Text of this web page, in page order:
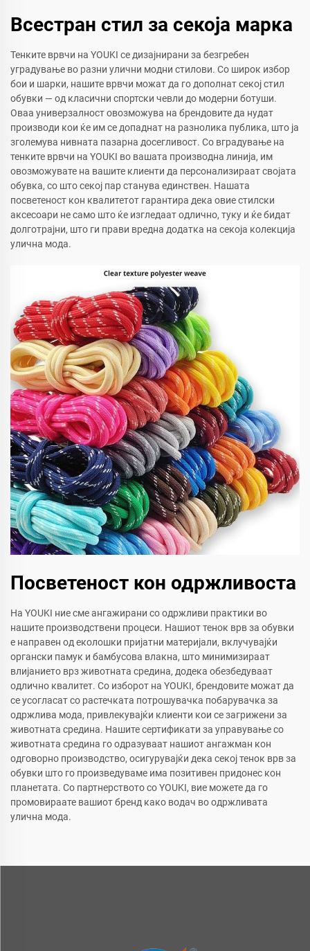
Всестран стил за секоја марка
Тенките врвчи на YOUKI се дизајнирани за безгребен
уградување во разни улични модни стилови. Со широк избор
бои и шарки, нашите врвчи можат да го дополнат секој стил
обувки — од класични спортски чевли до модерни ботуши.
Оваа универзалност овозможува на брендовите да нудат
производи кои ќе им се допаднат на разнолика публика, што ја
зголемува нивната пазарна досегливост. Со вградување на
тенките врвчи на YOUKI во вашата производна линија, им
овозможувате на вашите клиенти да персонализираат својата
обувка, со што секој пар станува единствен. Нашата
посветеност кон квалитетот гарантира дека овие стилски
аксесоари не само што ќе изгледаат одлично, туку и ќе бидат
долготрајни, што ги прави вредна додатка на секоја колекција
улична мода.
Посветеност кон одржливоста
На YOUKI ние сме ангажирани со одржливи практики во
нашите производствени процеси. Нашиот тенок врв за обувки
е направен од еколошки пријатни материјали, вклучувајќи
органски памук и бамбусова влакна, што минимизираат
влијанието врз животната средина, додека обезбедуваат
одлично квалитет. Со изборот на YOUKI, брендовите можат да
се усогласат со растечката потрошувачка побарувачка за
одржлива мода, привлекувајќи клиенти кои се загрижени за
животната средина. Нашите сертификати за управување со
животната средина го одразуваат нашиот ангажман кон
одговорно производство, осигурувајќи дека секој тенок врв за
обувки што го произведуваме има позитивен придонес кон
планетата. Со партнерството со YOUKI, вие можете да го
промовираате вашиот бренд како водач во одржливата
улична мода.